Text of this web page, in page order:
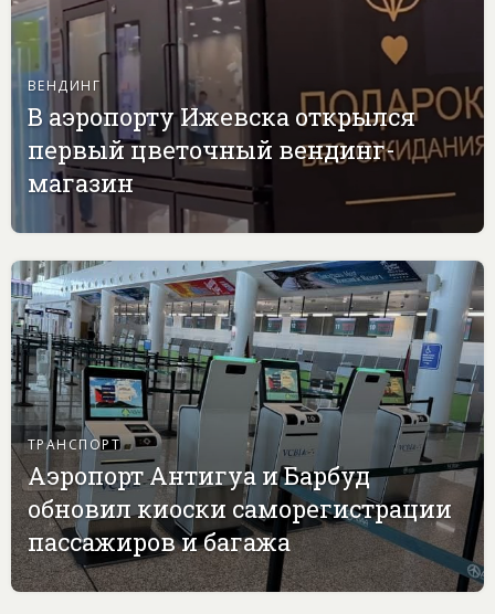
ВЕНДИНГ
В аэропорту Ижевска открылся
первый цветочный вендинг-
магазин
ТРАНСПОРТ
Аэропорт Антигуа и Барбуд
обновил киоски саморегистрации
пассажиров и багажа